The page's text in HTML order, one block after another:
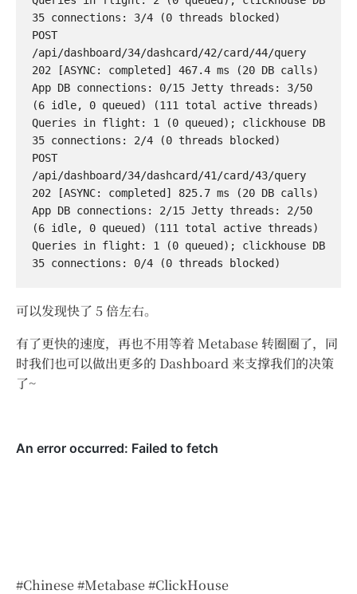
35 connections: 3/4 (0 threads blocked)
POST
/api/dashboard/34/dashcard/42/card/44/query
202 [ASYNC: completed] 467.4 ms (20 DB calls)
App DB connections: 0/15 Jetty threads: 3/50
(6 idle, 0 queued) (111 total active threads)
Queries in flight: 1 (0 queued); clickhouse DB
35 connections: 2/4 (0 threads blocked)
POST
/api/dashboard/34/dashcard/41/card/43/query
202 [ASYNC: completed] 825.7 ms (20 DB calls)
App DB connections: 2/15 Jetty threads: 2/50
(6 idle, 0 queued) (111 total active threads)
Queries in flight: 1 (0 queued); clickhouse DB
可以发现快了 5 倍左右。
有了更快的速度，再也不用等着 Metabase 转圈圈了，同
时我们也可以做出更多的 Dashboard 来支撑我们的决策
了~
#Chinese#Metabase#ClickHouse